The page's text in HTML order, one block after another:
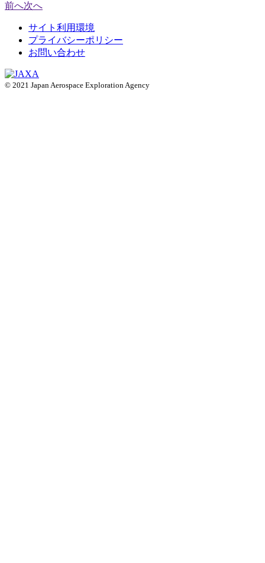
前へ次へ
サイト利用環境
プライバシーポリシー
お問い合わせ
© 2021 Japan Aerospace Exploration Agency